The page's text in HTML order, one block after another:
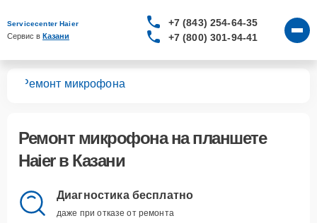
Servicecenter Haier
Сервис в Казани
+7 (843) 254-64-35
+7 (800) 301-94-41
Ремонт микрофона
Ремонт микрофонана планшете
Haier в Казани
Диагностика бесплатно
даже при отказе от ремонта